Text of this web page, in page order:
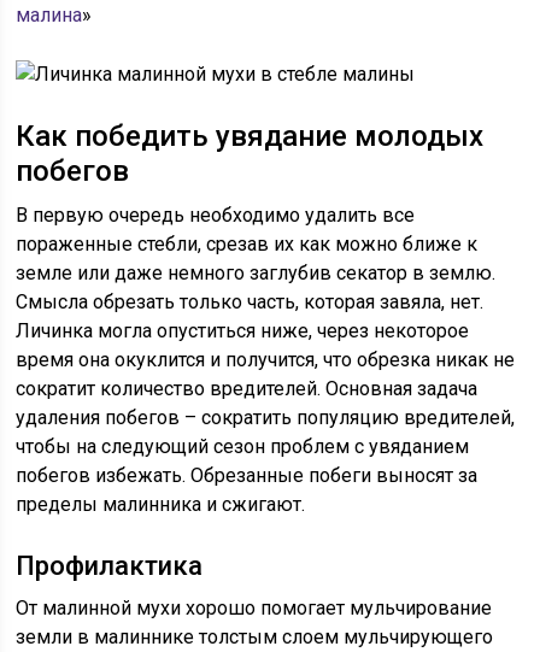
малина»
Как победить увядание молодых
побегов
В первую очередь необходимо удалить все
пораженные стебли, срезав их как можно ближе к
земле или даже немного заглубив секатор в землю.
Смысла обрезать только часть, которая завяла, нет.
Личинка могла опуститься ниже, через некоторое
время она окуклится и получится, что обрезка никак не
сократит количество вредителей. Основная задача
удаления побегов – сократить популяцию вредителей,
чтобы на следующий сезон проблем с увяданием
побегов избежать. Обрезанные побеги выносят за
пределы малинника и сжигают.
Профилактика
От малинной мухи хорошо помогает мульчирование
земли в малиннике толстым слоем мульчирующего